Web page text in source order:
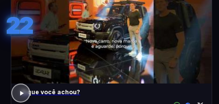
22
O que você achou?